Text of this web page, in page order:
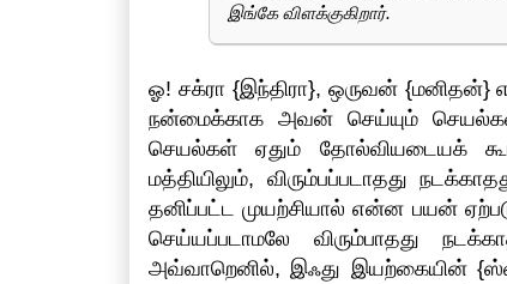
இங்கே விளக்குகிறார்.
ஓ! சக்ரா {இந்திரா}, ஒருவன்
நன்மைக்காக அவன் செய்யும்
செயல்கள் ஏதும் தோல்வியடையக்
மத்தியிலும், விரும்பப்படாதது
தனிப்பட்ட முயற்சியால் என்ன பயன்
செய்யப்படாமலே விரும்பாதது
அவ்வாறெனில், இஃது இயற்கையின்